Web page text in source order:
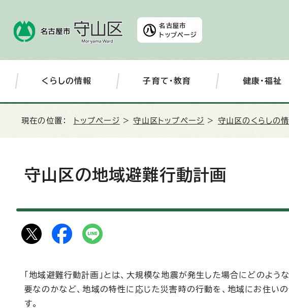
名古屋市
トップページ
くらしの情報 子育て・教育 健康・福祉
現在の位置： トップページ >守山区トップページ > 守山区のくらしの
守山区の地域避難行動計画
「地域避難行動計画」とは、大規模な地震が発生した場合にどのよ
要なのかなど、地域の特性に応じた災害時の行動を、地域にお住い
す。